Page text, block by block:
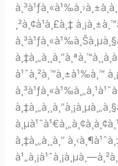
¸²à¸¢à¹à¸£à¸‡
à¹ˆà¸²à¸™à¸±à¹‰à¸™
à¸‡à¸„à¸¸à¸“